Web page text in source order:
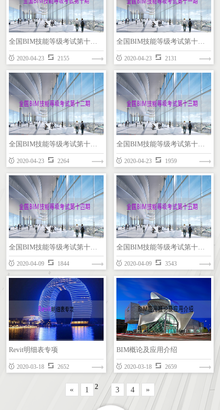
全国BIM技能等级考试第八期（一级）
REVIT
全国BIM技能等级考试第九期（一级）
REVIT
全国BIM技能等级考试第十期（一级）
REVIT
全国BIM技能等级考试第十期（一级）
2020-04-23 2155
全国BIM技能等级考试第十一期（一级）
REVIT
全国BIM技能等级考试第十一期（一级）
2020-04-23 2131
全国BIM技能等级考试第十二期（一级）
REVIT
全国BIM技能等级考试第十二期（一级）
2020-04-23 2264
全国BIM技能等级考试第十三期（一级）
REVIT
全国BIM技能等级考试第十三期（一级）
2020-04-23 1959
全国BIM技能等级考试第十四期（一级）
REVIT
全国BIM技能等级考试第十四期（一级）
2020-04-09 1844
全国BIM技能等级考试第十五期（一级）
REVIT
全国BIM技能等级考试第十五期（一级）
2020-04-09 3543
Revit明细表专项
2020-03-18 2652
BIM概论及应用介绍
2020-03-18 2659
« 1 2 3 4 »